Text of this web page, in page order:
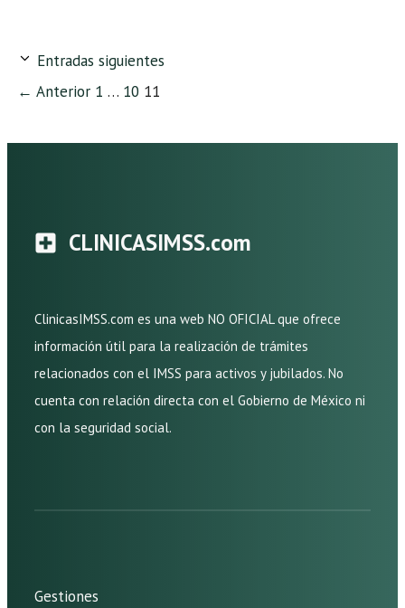
Entradas siguientes
← Anterior Página
1 … Página
10 Página
11
CLINICASIMSS.com
ClinicasIMSS.com es una web NO OFICIAL que ofrece
información útil para la realización de trámites
relacionados con el IMSS para activos y jubilados. No
cuenta con relación directa con el Gobierno de México ni
con la seguridad social.
Gestiones